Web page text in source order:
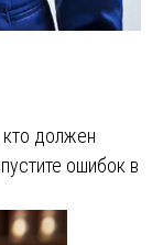
должен
ошибок в